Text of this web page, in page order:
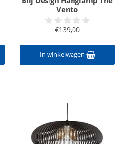
Vento
€139,00
In winkelwagen